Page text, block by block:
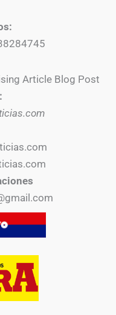
Article Blog Post
: